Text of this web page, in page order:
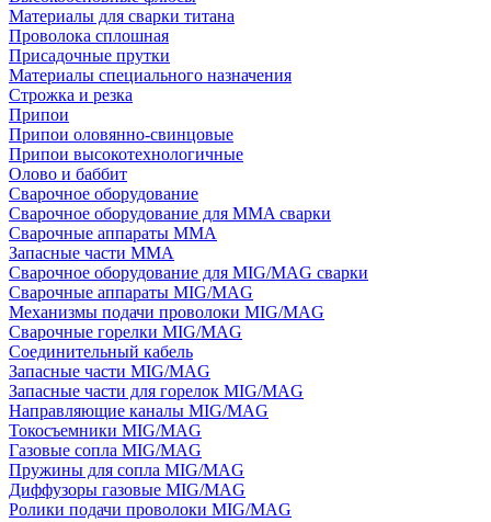
Материалы для сварки титана
Проволока сплошная
Присадочные прутки
Материалы специального назначения
Строжка и резка
Припои
Припои оловянно-свинцовые
Припои высокотехнологичные
Олово и баббит
Сварочное оборудование
Сварочное оборудование для MMA сварки
Сварочные аппараты MMA
Запасные части MMA
Сварочное оборудование для MIG/MAG сварки
Сварочные аппараты MIG/MAG
Механизмы подачи проволоки MIG/MAG
Сварочные горелки MIG/MAG
Соединительный кабель
Запасные части MIG/MAG
Запасные части для горелок MIG/MAG
Направляющие каналы MIG/MAG
Токосъемники MIG/MAG
Газовые сопла MIG/MAG
Пружины для сопла MIG/MAG
Диффузоры газовые MIG/MAG
Ролики подачи проволоки MIG/MAG